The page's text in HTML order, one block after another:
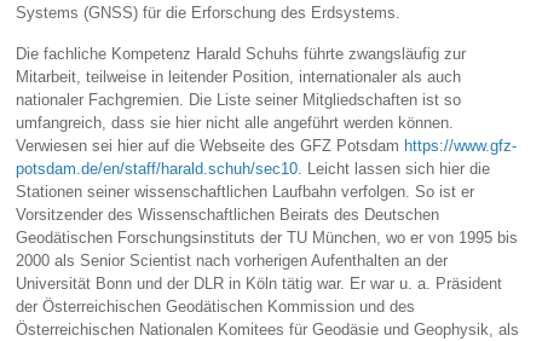
Systems (GNSS) für die Erforschung des Erdsystems.
Die fachliche Kompetenz Harald Schuhs führte zwangsläufig zur
Mitarbeit, teilweise in leitender Position, internationaler als auch
nationaler Fachgremien. Die Liste seiner Mitgliedschaften ist so
umfangreich, dass sie hier nicht alle angeführt werden können.
Verwiesen sei hier auf die Webseite des GFZ Potsdam https://www.gfz-
potsdam.de/en/staff/harald.schuh/sec10. Leicht lassen sich hier die
Stationen seiner wissenschaftlichen Laufbahn verfolgen. So ist er
Vorsitzender des Wissenschaftlichen Beirats des Deutschen
Geodätischen Forschungsinstituts der TU München, wo er von 1995 bis
2000 als Senior Scientist nach vorherigen Aufenthalten an der
Universität Bonn und der DLR in Köln tätig war. Er war u. a. Präsident
der Österreichischen Geodätischen Kommission und des
Österreichischen Nationalen Komitees für Geodäsie und Geophysik, als